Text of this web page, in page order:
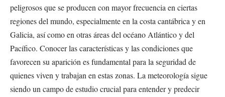
peligrosos que se producen con mayor frecuencia en ciertas
regiones del mundo, especialmente en la costa cantábrica y en
Galicia, así como en otras áreas del océano Atlántico y del
Pacífico. Conocer las características y las condiciones que
favorecen su aparición es fundamental para la seguridad de
quienes viven y trabajan en estas zonas. La meteorología sigue
siendo un campo de estudio crucial para entender y predecir